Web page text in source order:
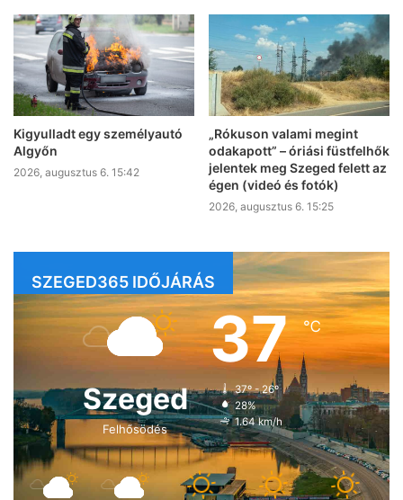
Kigyulladt egy személyautó
Algyőn
2026, augusztus 6. 15:42
„Rókuson valami megint
odakapott” – óriási füstfelhők
jelentek meg Szeged felett az
égen (videó és fotók)
2026, augusztus 6. 15:25
SZEGED365 IDŐJÁRÁS
Szeged
Felhősödés
37℃
37º - 26º
28%
1.64 km/h